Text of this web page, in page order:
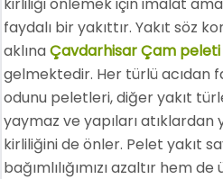
faydalı bir yakıttır. Yakıt söz
aklınaÇavdarhisar Çam
gelmektedir. Her türlü acıdan
odunu peletleri, diğer yakıt
yaymaz ve yapıları atıklardan
kirliliğini de önler. Pelet yakıt
bağımlılığımızı azaltır hem